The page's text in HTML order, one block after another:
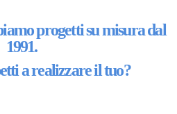
progetti su misura dal
1991.
a realizzare il tuo?